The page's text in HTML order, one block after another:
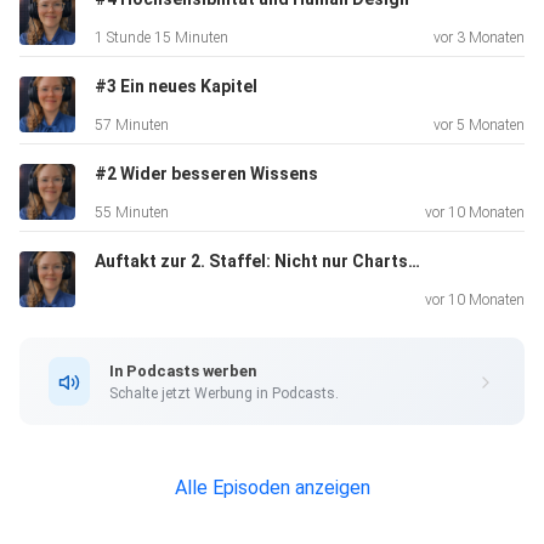
www.busymind.org/blog
Und wer mit mir zusammenarbeiten möchte, kann dies
gerne tun: www.busymind.org/angebot (oder schreibt mich
einfach
1 Stunde 15 Minuten vor 3 Monaten
#3 Ein neues Kapitel
57 Minuten vor 5 Monaten
#2 Wider besseren Wissens
55 Minuten vor 10 Monaten
Auftakt zur 2. Staffel: Nicht nur Charts: Warum Human Design jetzt größer wird
vor 10 Monaten
In Podcasts werben
Schalte jetzt Werbung in Podcasts.
Alle Episoden anzeigen